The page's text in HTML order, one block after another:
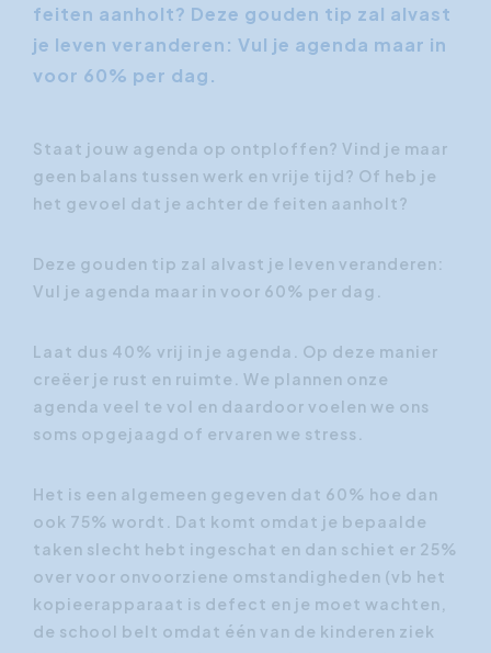
feiten aanholt? Deze gouden tip zal alvast
je leven veranderen: Vul je agenda maar in
voor 60% per dag.
Staat jouw agenda op ontploffen? Vind je maar
geen balans tussen werk en vrije tijd? Of heb je
het gevoel dat je achter de feiten aanholt?
Deze gouden tip zal alvast je leven veranderen:
Vul je agenda maar in voor 60% per dag.
Laat dus 40% vrij in je agenda. Op deze manier
creëer je rust en ruimte. We plannen onze
agenda veel te vol en daardoor voelen we ons
soms opgejaagd of ervaren we stress.
Het is een algemeen gegeven dat 60% hoe dan
ook 75% wordt. Dat komt omdat je bepaalde
taken slecht hebt ingeschat en dan schiet er 25%
over voor onvoorziene omstandigheden (vb het
kopieerapparaat is defect en je moet wachten,
de school belt omdat één van de kinderen ziek